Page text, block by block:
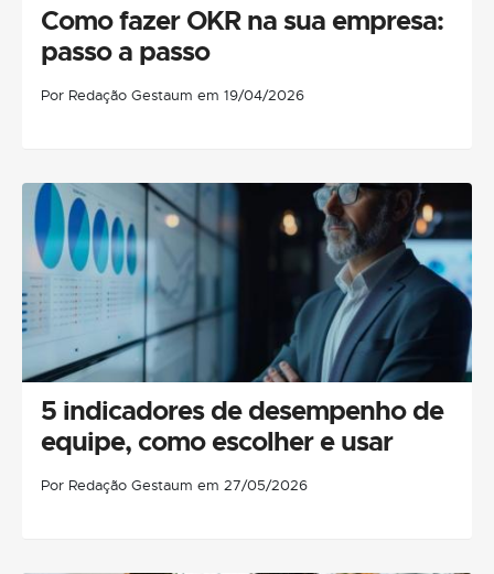
Como fazer OKR na sua empresa:
passo a passo
Por Redação Gestaum em 19/04/2026
5 indicadores de desempenho de
equipe, como escolher e usar
Por Redação Gestaum em 27/05/2026